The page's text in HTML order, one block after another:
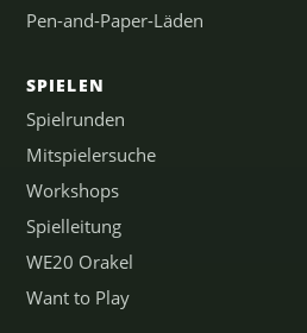
Pen-and-Paper-Läden
SPIELEN
Spielrunden
Mitspielersuche
Workshops
Spielleitung
WE20 Orakel
Want to Play